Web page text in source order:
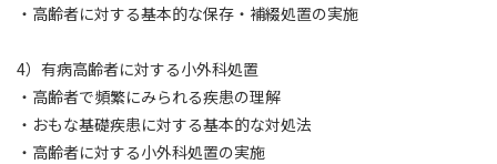
・高齢者に対する基本的な保存・補綴処置の実施
4）有病高齢者に対する小外科処置
・高齢者で頻繁にみられる疾患の理解
・おもな基礎疾患に対する基本的な対処法
・高齢者に対する小外科処置の実施